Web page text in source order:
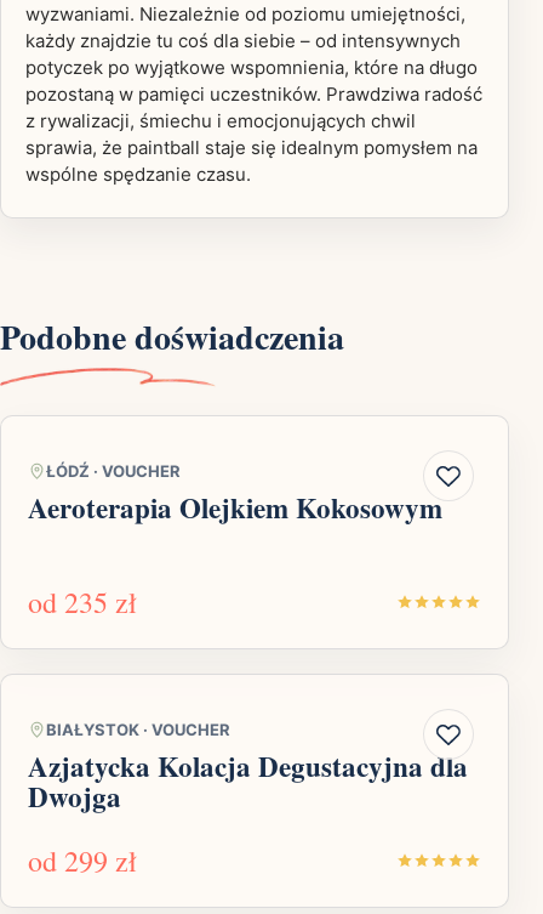
wyzwaniami. Niezależnie od poziomu umiejętności,
każdy znajdzie tu coś dla siebie – od intensywnych
potyczek po wyjątkowe wspomnienia, które na długo
pozostaną w pamięci uczestników. Prawdziwa radość
z rywalizacji, śmiechu i emocjonujących chwil
sprawia, że paintball staje się idealnym pomysłem na
wspólne spędzanie czasu.
Podobne doświadczenia
ŁÓDŹ · VOUCHER
Aeroterapia Olejkiem Kokosowym
od 235 zł
BIAŁYSTOK · VOUCHER
Azjatycka Kolacja Degustacyjna dla
Dwojga
od 299 zł